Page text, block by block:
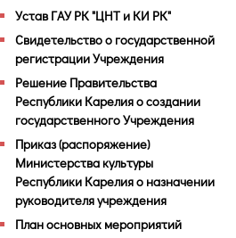
Устав ГАУ РК "ЦНТ и КИ РК"
Свидетельство о государственной
регистрации Учреждения
Решение Правительства
Республики Карелия о создании
государственного Учреждения
Приказ (распоряжение)
Министерства культуры
Республики Карелия о назначении
руководителя учреждения
План основных мероприятий